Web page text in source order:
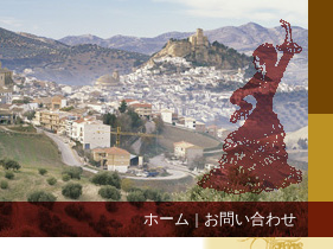
ホーム｜お問い合わせ